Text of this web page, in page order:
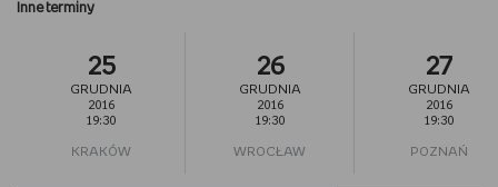
Inne terminy
25
GRUDNIA
2016
19:30
KRAKÓW
26
GRUDNIA
2016
19:30
WROCŁAW
27
GRUDNIA
2016
19:30
POZNAŃ